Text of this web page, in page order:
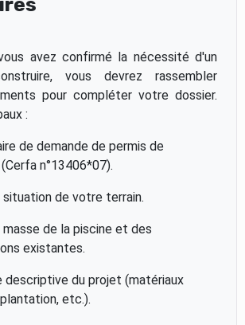
avez confirmé la nécessité d'un
vous devrez rassembler
pour compléter votre dossier.
:
de demande de permis de
n°13406*07).
situation de votre terrain.
masse de la piscine et des
existantes.
descriptive du projet (matériaux
etc.).